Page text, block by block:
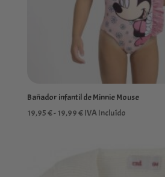
Bañador infantil de Minnie Mouse
19,95€-19,99€Rango
IVA Incluído